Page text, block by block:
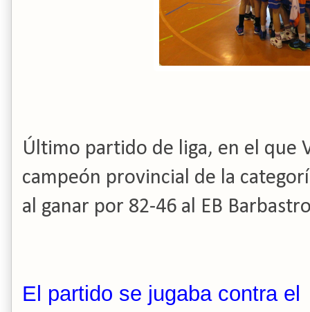
Último partido de liga, en el que
campeón provincial de la
al ganar por 82-46 al EB
El partido se jugaba contra el